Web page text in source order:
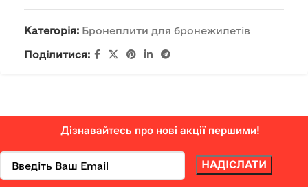
Категорія: Бронеплити для бронежилетів
Поділитися:
Дізнавайтесь про нові акції першими!